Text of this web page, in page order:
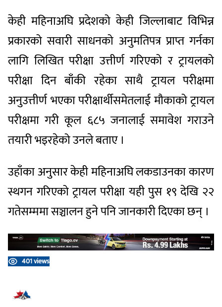
केही महिनाअघि प्रदेशको केही जिल्लाबाट विभिन्न
प्रकारको सवारी साधनको अनुमतिपत्र प्राप्त गर्नका
लागि लिखित परीक्षा उत्तीर्ण गरिएको र ट्रायलको
परीक्षा दिन बाँकी रहेका साथै ट्रायल परीक्षमा
अनुउत्तीर्ण भएका परीक्षार्थीसमेतलाई मौकाको ट्रायल
परीक्षमा गरी कूल ६८५ जनालाई समावेश गराउने
तयारी भइरहेको उनले बताए ।
उहाँका अनुसार केही महिनाअघि लकडाउनका कारण
स्थगन गरिएको ट्रायल परीक्षा यही पुस १९ देखि २२
गतेसम्ममा सञ्चालन हुने पनि जानकारी दिएका छन् ।
401 views